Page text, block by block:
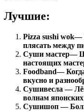
Лучшие:
Pizza sushi wok—
плясать между
Суши мастер—
настоящих
Foodband—
вкусно и
Сушивесла —
волнам японских
Сушишоп —